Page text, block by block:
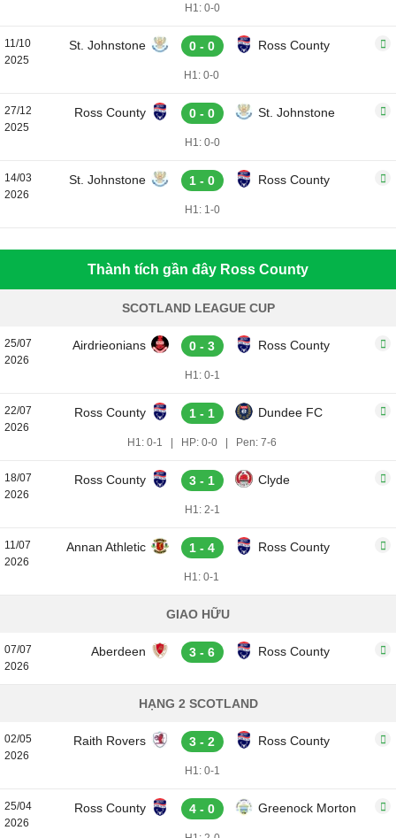
H1: 0-0
11/10
2025
St. Johnstone 0 - 0 Ross County
H1: 0-0
27/12
2025
Ross County 0 - 0 St. Johnstone
H1: 0-0
14/03
2026
St. Johnstone 1 - 0 Ross County
H1: 1-0
Thành tích gần đây Ross County
SCOTLAND LEAGUE CUP
25/07
2026
Airdrieonians 0 - 3 Ross County
H1: 0-1
22/07
2026
Ross County 1 - 1 Dundee FC
H1: 0-1 HP: 0-0 Pen: 7-6
18/07
2026
Ross County 3 - 1 Clyde
H1: 2-1
11/07
2026
Annan Athletic 1 - 4 Ross County
H1: 0-1
GIAO HỮU
07/07
2026
Aberdeen 3 - 6 Ross County
HẠNG 2 SCOTLAND
02/05
2026
Raith Rovers 3 - 2 Ross County
H1: 0-1
25/04
2026
Ross County 4 - 0 Greenock Morton